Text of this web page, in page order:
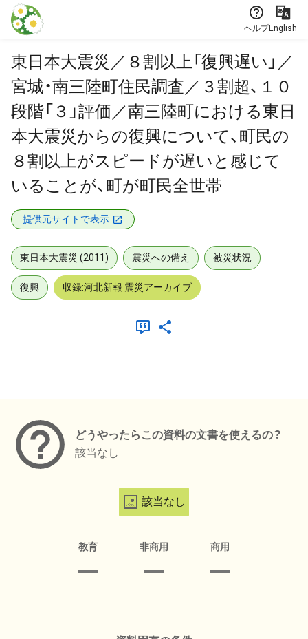
本文に飛ぶ
ヘルプEnglish
東日本大震災／８割以上「復興遅い」／
宮城・南三陸町住民調査／３割超、１０
段階「３」評価／南三陸町における東日
本大震災からの復興について、町民の
８割以上がスピードが遅いと感じて
いることが、町が町民全世帯
提供元サイトで表示
東日本大震災 (2011) 震災への備え 被災状況
復興 収録:河北新報 震災アーカイブ
どうやったらこの資料の文書を使えるの？
該当なし
該当なし
教育 非商用 商用